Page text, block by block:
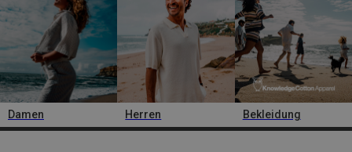
Damen Herren Bekleidung